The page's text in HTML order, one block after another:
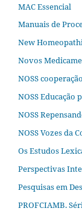
MAC Essencial
Manuais de
New
Novos
NOSS
NOSS Educação
NOSS
NOSS Vozes da
Os Estudos
Perspectivas
Pesquisas em
PROFCIAMB.